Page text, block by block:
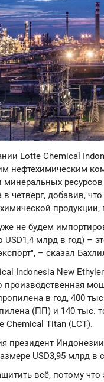
Lotte Chemical
нефтехимическим
минеральных
четверг, добавив,
не будем
млрд в год) –
– сказал
Indonesia New
производственная
в год, 400
(ПП) и 140 тыс.
Chemical Titan (LCT).
президент
USD3,95 млрд в
всё, потому что